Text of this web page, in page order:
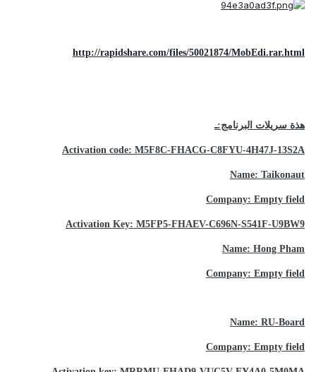
http://rapidshare.com/files/50021874/MobEdi.rar.html
هذة سريلات البرنامج:ـ
Activation code: M5F8C-FHACG-C8FYU-4H47J-13S2A
Name: Taikonaut
Company: Empty field
Activation Key: M5FP5-FHAEV-C696N-S541F-U9BW9
Name: Hong Pham
Company: Empty field
Name: RU-Board
Company: Empty field